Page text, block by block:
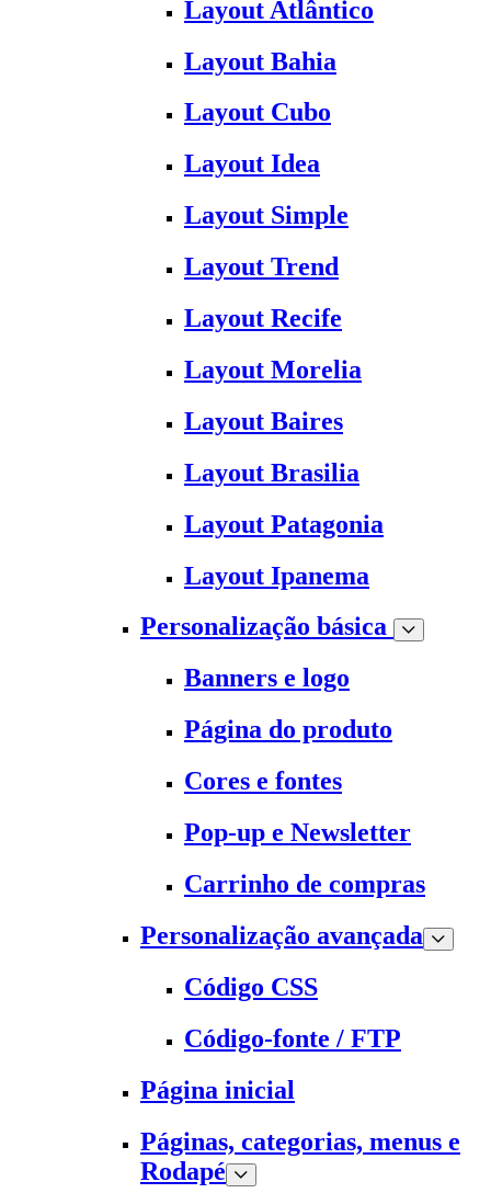
Layout Atlântico
Layout Bahia
Layout Cubo
Layout Idea
Layout Simple
Layout Trend
Layout Recife
Layout Morelia
Layout Baires
Layout Brasilia
Layout Patagonia
Layout Ipanema
Personalização básica
Banners e logo
Página do produto
Cores e fontes
Pop-up e Newsletter
Carrinho de compras
Personalização avançada
Código CSS
Código-fonte / FTP
Página inicial
Páginas, categorias, menus e
Rodapé